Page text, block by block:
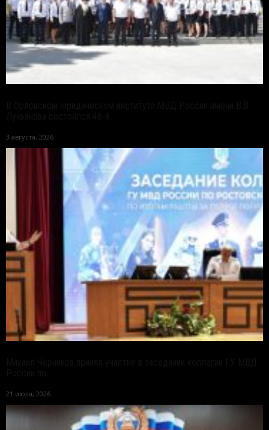
3 августа, 2026
21 июля, 2026